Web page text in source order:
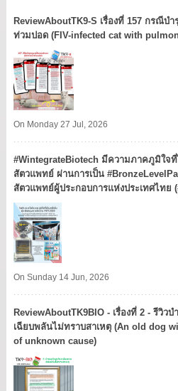
ReviewAboutTK9-S เรื่องที่ 157 กรณีบ
ท่วมปอด (FIV-infected cat with
On Monday 27 Jul, 2026
#WintegrateBiotech มีความภาคภูมิใจ
สัตวแพทย์ ผ่านการเป็น
สัตวแพทย์ผู้ประกอบการแห่งประเทศไทย
On Sunday 14 Jun, 2026
ReviewAboutTK9BIO - เรื่องที่ 2 - รีวิว
เฉียบพลันไม่ทราบสาเหตุ (An old dog
of unknown cause)